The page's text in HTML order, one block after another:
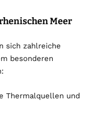
Meer
sich zahlreiche
besonderen
Thermalquellen und